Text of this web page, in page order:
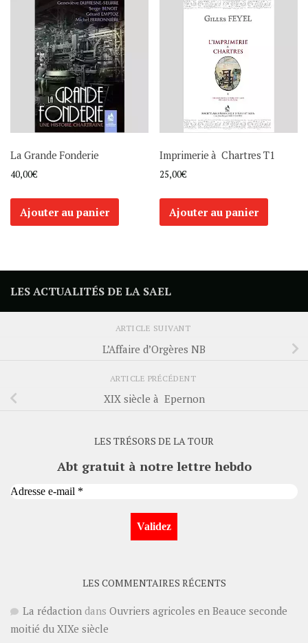
La Grande Fonderie
40,00€
Ajouter au panier
Imprimerie à Chartres T1
25,00€
Ajouter au panier
LES ACTUALITÉS DE LA SAEL
ARTICLE SUIVANT
L’Affaire d’Orgères NB
ARTICLE PRÉCÉDENT
XIX siècle à Epernon
LES TRÉSORS DE LA TOUR
Abt gratuit à notre lettre hebdo
LES COMMENTAIRES RÉCENTS
La rédaction dans Ouvriers agricoles en Beauce seconde
moitié du XIXe siècle